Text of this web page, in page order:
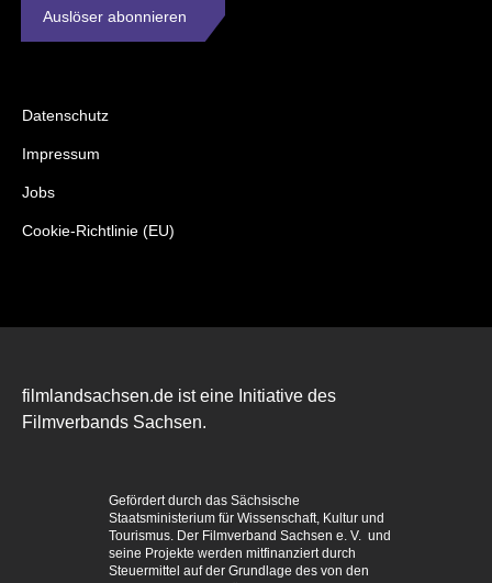
Auslöser abonnieren
Datenschutz
Impressum
Jobs
Cookie-Richtlinie (EU)
filmlandsachsen.de ist eine Initiative des
Filmverbands Sachsen.
Gefördert durch das Sächsische
Staatsministerium für Wissenschaft, Kultur und
Tourismus. Der Filmverband Sachsen e. V. und
seine Projekte werden mitfinanziert durch
Steuermittel auf der Grundlage des von den